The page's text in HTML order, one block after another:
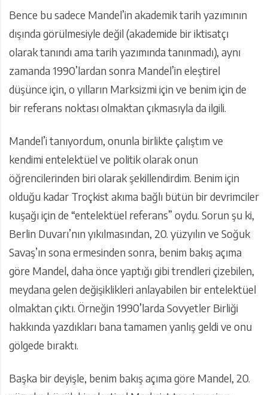
Bence bu sadece Mandel’in akademik tarih yazımının
dışında görülmesiyle değil (akademide bir iktisatçı
olarak tanındı ama tarih yazımında tanınmadı), aynı
zamanda 1990’lardan sonra Mandel’in eleştirel
düşünce için, o yılların Marksizmi için ve benim için de
bir referans noktası olmaktan çıkmasıyla da ilgili.
Mandel’i tanıyordum, onunla birlikte çalıştım ve
kendimi entelektüel ve politik olarak onun
öğrencilerinden biri olarak şekillendirdim. Benim için
olduğu kadar Troçkist akıma bağlı bütün bir devrimciler
kuşağı için de “entelektüel referans” oydu. Sorun şu ki,
Berlin Duvarı’nın yıkılmasından, 20. yüzyılın ve Soğuk
Savaş’ın sona ermesinden sonra, benim bakış açıma
göre Mandel, daha önce yaptığı gibi trendleri çizebilen,
meydana gelen değişiklikleri anlayabilen bir entelektüel
olmaktan çıktı. Örneğin 1990’larda Sovyetler Birliği
hakkında yazdıkları bana tamamen yanlış geldi ve onu
gölgede bıraktı.
Başka bir deyişle, benim bakış açıma göre Mandel, 20.